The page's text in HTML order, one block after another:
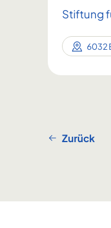
Stiftung
6032
Zurück